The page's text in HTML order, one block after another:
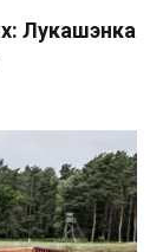
Лукашэнка